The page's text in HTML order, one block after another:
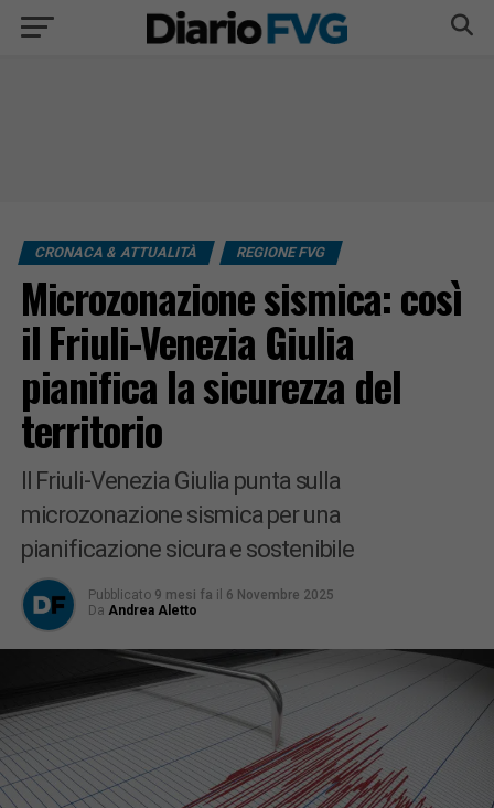
CRONACA & ATTUALITÀ REGIONE FVG
Microzonazione sismica: così
il Friuli-Venezia Giulia
pianifica la sicurezza del
territorio
Il Friuli-Venezia Giulia punta sulla
microzonazione sismica per una
pianificazione sicura e sostenibile
Pubblicato 9 mesi fa il 6 Novembre 2025
Da Andrea Aletto